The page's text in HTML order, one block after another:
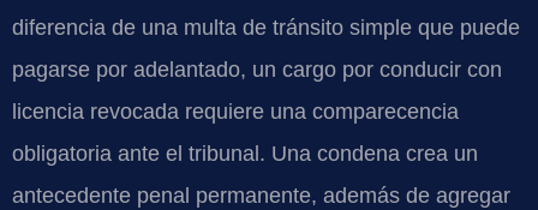
diferencia de una multa de tránsito simple que puede
pagarse por adelantado, un cargo por conducir con
licencia revocada requiere una comparecencia
obligatoria ante el tribunal. Una condena crea un
antecedente penal permanente, además de agregar